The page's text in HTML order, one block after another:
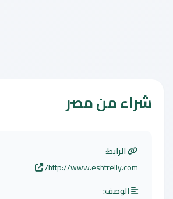
شراء من مصر
الرابط:
http://www.eshtrelly.com/
الوصف: